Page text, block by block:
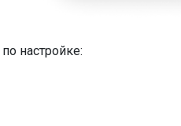
по настройке: